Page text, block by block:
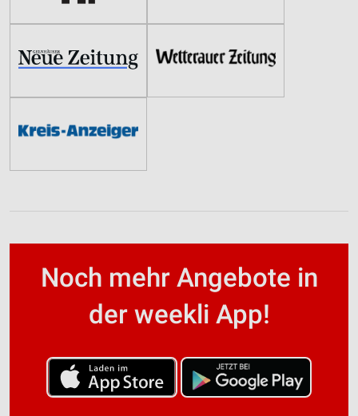
Noch mehr Angebote in
der weekli App!